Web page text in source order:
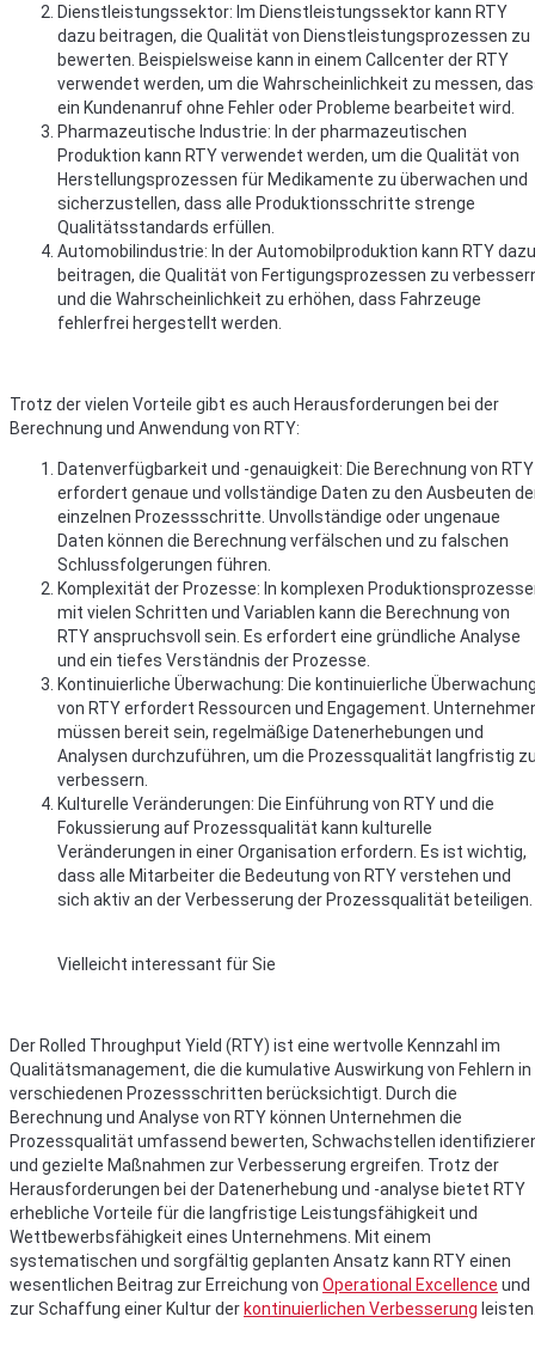
Dienstleistungssektor: Im Dienstleistungssektor kann RTY
dazu beitragen, die Qualität von Dienstleistungsprozessen zu
bewerten. Beispielsweise kann in einem Callcenter der RTY
verwendet werden, um die Wahrscheinlichkeit zu messen,
ein Kundenanruf ohne Fehler oder Probleme bearbeitet wird.
Pharmazeutische Industrie: In der pharmazeutischen
Produktion kann RTY verwendet werden, um die Qualität von
Herstellungsprozessen für Medikamente zu überwachen und
sicherzustellen, dass alle Produktionsschritte strenge
Qualitätsstandards erfüllen.
Automobilindustrie: In der Automobilproduktion kann RTY dazu
beitragen, die Qualität von Fertigungsprozessen zu
und die Wahrscheinlichkeit zu erhöhen, dass Fahrzeuge
fehlerfrei hergestellt werden.
Trotz der vielen Vorteile gibt es auch Herausforderungen bei der
Berechnung und Anwendung von RTY:
Datenverfügbarkeit und -genauigkeit: Die Berechnung von RTY
erfordert genaue und vollständige Daten zu den Ausbeuten
einzelnen Prozessschritte. Unvollständige oder ungenaue
Daten können die Berechnung verfälschen und zu falschen
Schlussfolgerungen führen.
Komplexität der Prozesse: In komplexen
mit vielen Schritten und Variablen kann die Berechnung von
RTY anspruchsvoll sein. Es erfordert eine gründliche Analyse
und ein tiefes Verständnis der Prozesse.
Kontinuierliche Überwachung: Die kontinuierliche
von RTY erfordert Ressourcen und Engagement.
müssen bereit sein, regelmäßige Datenerhebungen und
Analysen durchzuführen, um die Prozessqualität langfristig
verbessern.
Kulturelle Veränderungen: Die Einführung von RTY und die
Fokussierung auf Prozessqualität kann kulturelle
Veränderungen in einer Organisation erfordern. Es ist wichtig,
dass alle Mitarbeiter die Bedeutung von RTY verstehen und
sich aktiv an der Verbesserung der Prozessqualität beteiligen.
Vielleicht interessant für Sie
Der Rolled Throughput Yield (RTY) ist eine wertvolle Kennzahl im
Qualitätsmanagement, die die kumulative Auswirkung von Fehlern in
verschiedenen Prozessschritten berücksichtigt. Durch die
Berechnung und Analyse von RTY können Unternehmen die
Prozessqualität umfassend bewerten, Schwachstellen
und gezielte Maßnahmen zur Verbesserung ergreifen. Trotz der
Herausforderungen bei der Datenerhebung und -analyse bietet RTY
erhebliche Vorteile für die langfristige Leistungsfähigkeit und
Wettbewerbsfähigkeit eines Unternehmens. Mit einem
systematischen und sorgfältig geplanten Ansatz kann RTY einen
wesentlichen Beitrag zur Erreichung von Operational Excellence und
zur Schaffung einer Kultur der kontinuierlichen Verbesserung